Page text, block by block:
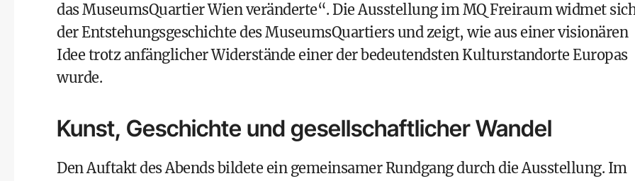
das MuseumsQuartier Wien veränderte“. Die Ausstellung im MQ Freiraum widmet
der Entstehungsgeschichte des MuseumsQuartiers und zeigt, wie aus einer visionären
Idee trotz anfänglicher Widerstände einer der bedeutendsten Kulturstandorte Europas
wurde.
Kunst, Geschichte und gesellschaftlicher Wandel
Den Auftakt des Abends bildete ein gemeinsamer Rundgang durch die Ausstellung. Im